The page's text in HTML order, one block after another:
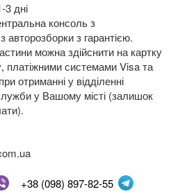
WE)
3 дні
консоль з
авторозборки з гарантією.
можна здійснити на картку
платіжними системами Visa та
отриманні у відділенні
у Вашому місті (залишок
+38 (098) 897-82-55